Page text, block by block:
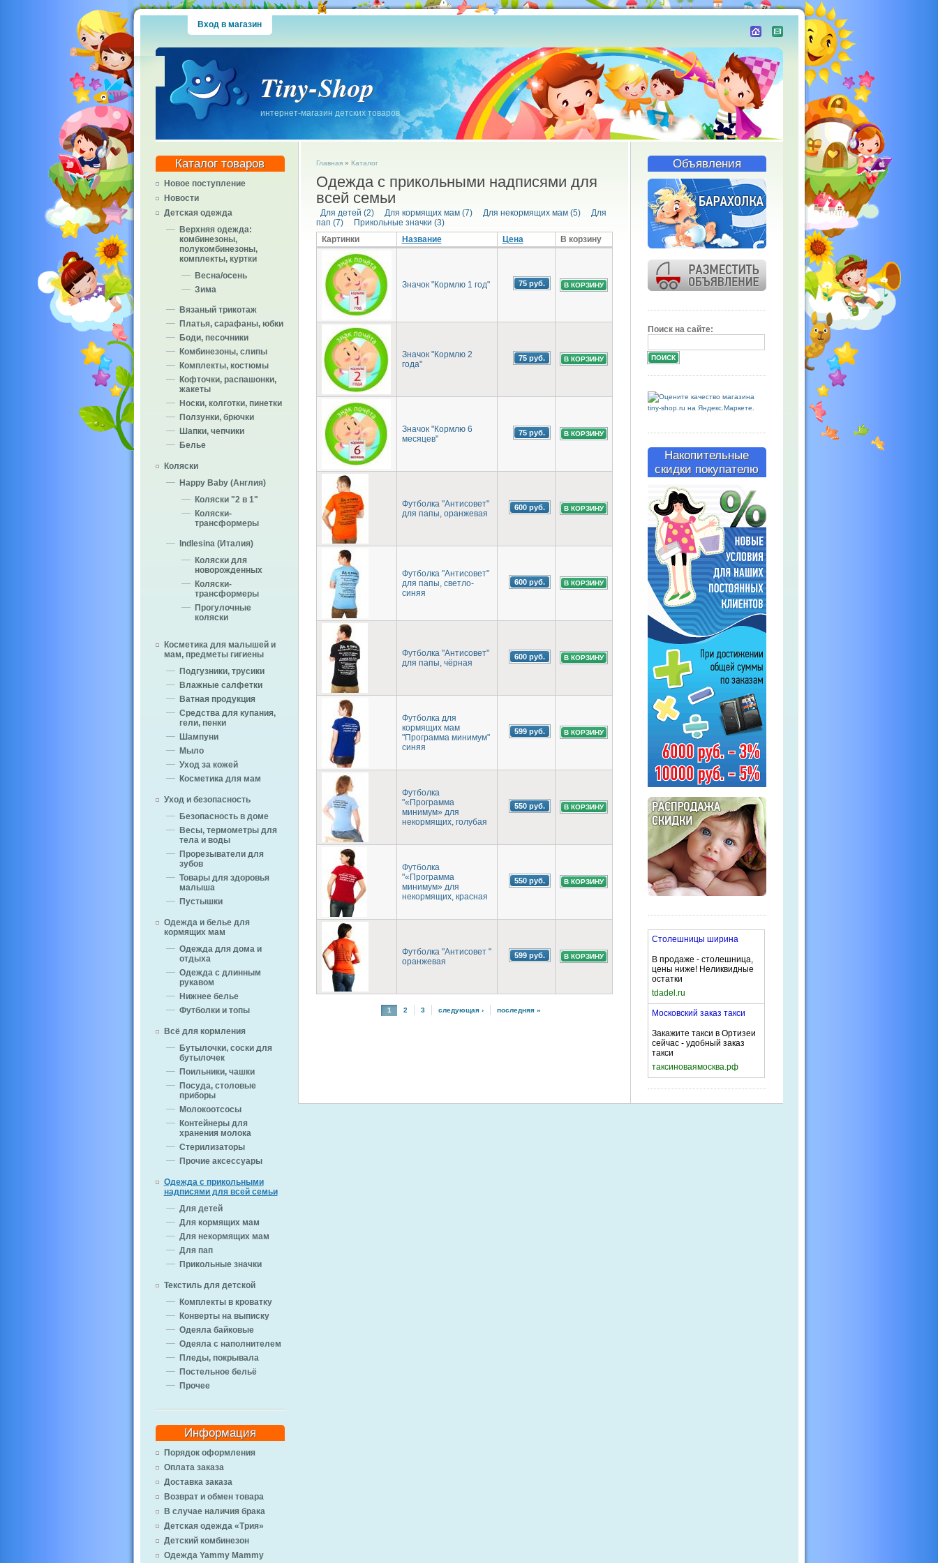
Вход в магазин
Tiny-Shop
интернет-магазин детских товаров
Каталог товаров
Новое поступление
Новости
Детская одежда
Верхняя одежда:
комбинезоны,
полукомбинезоны,
комплекты, куртки
Весна/осень
Зима
Вязаный трикотаж
Платья, сарафаны, юбки
Боди, песочники
Комбинезоны, слипы
Комплекты, костюмы
Кофточки, распашонки,
жакеты
Носки, колготки, пинетки
Ползунки, брючки
Шапки, чепчики
Белье
Коляски
Happy Baby (Англия)
Коляски "2 в 1"
Коляски-
трансформеры
Indlesina (Италия)
Коляски для
новорожденных
Коляски-
трансформеры
Прогулочные
коляски
Косметика для малышей и
мам, предметы гигиены
Подгузники, трусики
Влажные салфетки
Ватная продукция
Средства для купания,
гели, пенки
Шампуни
Мыло
Уход за кожей
Косметика для мам
Уход и безопасность
Безопасность в доме
Весы, термометры для
тела и воды
Прорезыватели для
зубов
Товары для здоровья
малыша
Пустышки
Одежда и белье для
кормящих мам
Одежда для дома и
отдыха
Одежда с длинным
рукавом
Нижнее белье
Футболки и топы
Всё для кормления
Бутылочки, соски для
бутылочек
Поильники, чашки
Посуда, столовые
приборы
Молокоотсосы
Контейнеры для
хранения молока
Стерилизаторы
Прочие аксессуары
Одежда с прикольными
надписями для всей семьи
Для детей
Для кормящих мам
Для некормящих мам
Для пап
Прикольные значки
Текстиль для детской
Комплекты в кроватку
Конверты на выписку
Одеяла байковые
Одеяла с наполнителем
Пледы, покрывала
Постельное бельё
Прочее
Информация
Порядок оформления
Оплата заказа
Доставка заказа
Возврат и обмен товара
В случае наличия брака
Детская одежда «Трия»
Детский комбинезон
Одежда Yammy Mammy
Главная» Каталог
Одежда с прикольными надписями для
всей семьи
Для детей (2) Для кормящих мам (7) Для некормящих мам (5)
Для
пап (7)
Прикольные значки (3)
Картинки
Название Цена В корзину
Значок "Кормлю 1 год" 75 руб.
Значок "Кормлю 2
года"
75 руб.
Значок "Кормлю 6
месяцев"
75 руб.
Футболка "Антисовет"
для папы, оранжевая
600 руб.
Футболка "Антисовет"
для папы, светло-
синяя
600 руб.
Футболка "Антисовет"
для папы, чёрная
600 руб.
Футболка для
кормящих мам
"Программа минимум"
синяя
599 руб.
Футболка
"«Программа
минимум» для
некормящих, голубая
550 руб.
Футболка
"«Программа
минимум» для
некормящих, красная
550 руб.
Футболка "Антисовет "
оранжевая
599 руб.
1 2 3 следующая › последняя »
Объявления
Поиск на сайте:
Накопительные
скидки покупателю
Столешницы ширина
В продаже - столешница,
цены ниже! Неликвидные
остатки
tdadel.ru
Московский заказ такси
Закажите такси в Ортизеи
сейчас - удобный заказ
такси
таксиноваямосква.рф